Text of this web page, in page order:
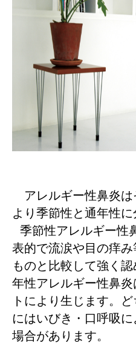
アレルギー性鼻炎は
より季節性と通年性に
季節性アレルギー性
表的で流涙や目の痒
ものと比較して強く
年性アレルギー性鼻
トにより生じます。
にはいびき・口呼吸
場合があります。